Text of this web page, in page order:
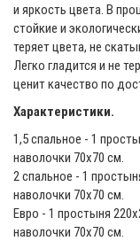
и яркость цвета. В
стойкие и
теряет цвета, не
Легко гладится и не
ценит качество по
Характеристики.
1,5 спальное - 1
наволочки 70х70 см.
2 спальное - 1
наволочки 70х70 см.
Евро - 1 простыня
наволочки 70х70 см.